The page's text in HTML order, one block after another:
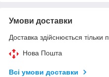
Умови доставки
Доставка здійснюється тільки
Нова Пошта
Всі умови доставки